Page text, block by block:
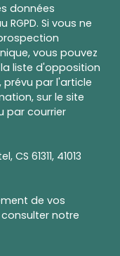
données
Si vous ne
vous pouvez
liste d'opposition
par l'article
sur le site
par courrier
61311, 41013
de vos
notre